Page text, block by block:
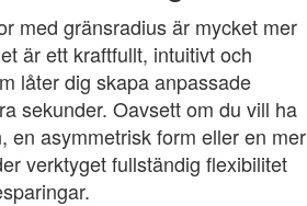
med gränsradius är mycket mer
är ett kraftfullt, intuitivt och
låter dig skapa anpassade
sekunder. Oavsett om du vill ha
en asymmetrisk form eller en mer
verktyget fullständig flexibilitet